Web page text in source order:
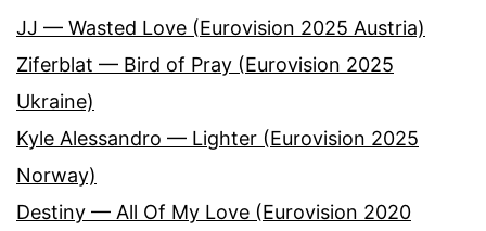
JJ — Wasted Love (Eurovision 2025 Austria)
Ziferblat — Bird of Pray (Eurovision 2025
Ukraine)
Kyle Alessandro — Lighter (Eurovision 2025
Norway)
Destiny — All Of My Love (Eurovision 2020